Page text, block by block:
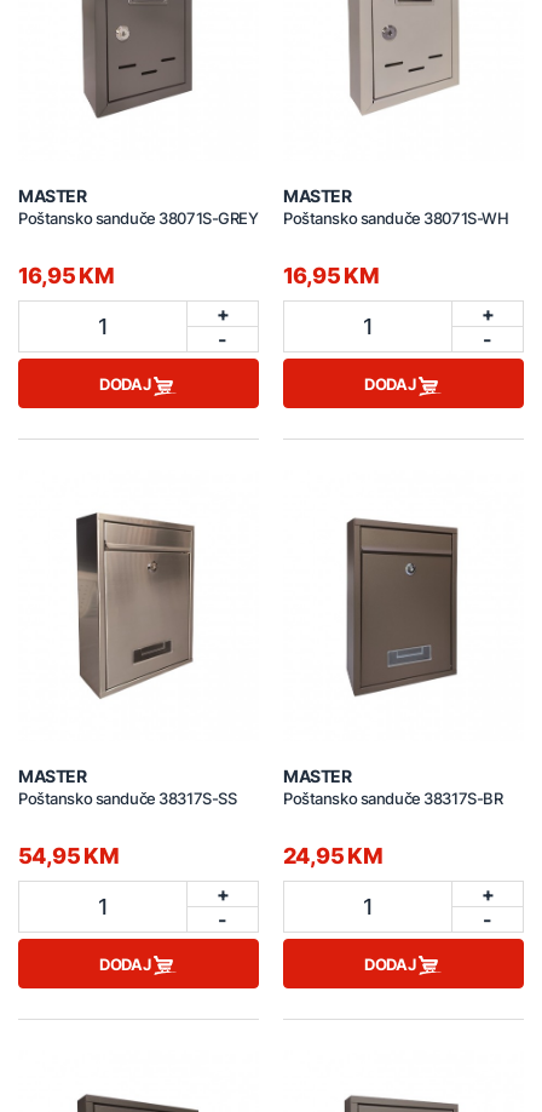
MASTER
Poštansko sanduče 38071S-GREY
16,95 KM
1
+
-
DODAJ
MASTER
Poštansko sanduče 38071S-WH
16,95 KM
1
+
-
DODAJ
MASTER
Poštansko sanduče 38317S-SS
54,95 KM
1
+
-
DODAJ
MASTER
Poštansko sanduče 38317S-BR
24,95 KM
1
+
-
DODAJ